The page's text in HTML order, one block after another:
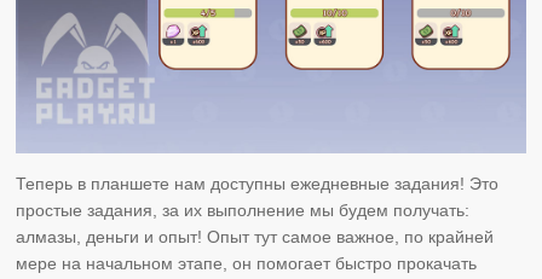
Теперь в планшете нам доступны ежедневные задания! Это
простые задания, за их выполнение мы будем получать:
алмазы, деньги и опыт! Опыт тут самое важное, по крайней
мере на начальном этапе, он помогает быстро прокачать